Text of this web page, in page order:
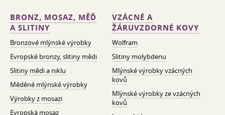
BRONZ, MOSAZ, MĚĎ
A SLITINY
Bronzové mlýnské výrobky
Evropské bronzy, slitiny mědi
Slitiny mědi a niklu
Měděné mlýnské výrobky
Výrobky z mosazi
Evropská mosaz
VZÁCNÉ A
ŽÁRUVZDORNÉ KOVY
Wolfram
Slitiny molybdenu
Mlýnské výrobky vzácných
kovů
Mlýnské výrobky ze vzácných
kovů